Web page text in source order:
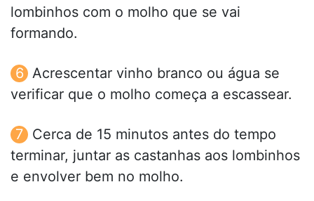
lombinhos com o molho que se vai
formando.
Acrescentar vinho branco ou água se
verificar que o molho começa a escassear.
Cerca de 15 minutos antes do tempo
terminar, juntar as castanhas aos lombinhos
e envolver bem no molho.